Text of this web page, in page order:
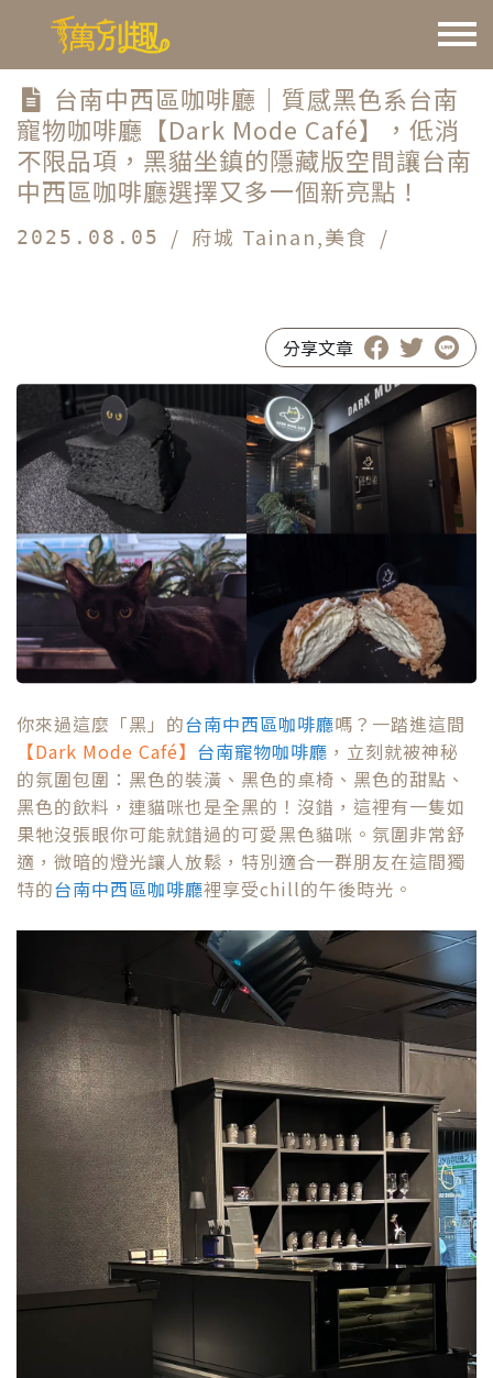
台南中西區咖啡廳｜質感黑色系台南
寵物咖啡廳【Dark Mode Café】，低消
不限品項，黑貓坐鎮的隱藏版空間讓台南
中西區咖啡廳選擇又多一個新亮點！
2025.08.05 / 府城 Tainan,美食 /
分享文章
你來過這麼「黑」的台南中西區咖啡廳嗎？一踏進這間
【Dark Mode Café】 台南寵物咖啡廳 ，立刻就被神秘
的氛圍包圍：黑色的裝潢、黑色的桌椅、黑色的甜點、
黑色的飲料，連貓咪也是全黑的！沒錯，這裡有一隻如
果牠沒張眼你可能就錯過的可愛黑色貓咪。氛圍非常舒
適，微暗的燈光讓人放鬆，特別適合一群朋友在這間獨
特的台南中西區咖啡廳裡享受chill的午後時光。